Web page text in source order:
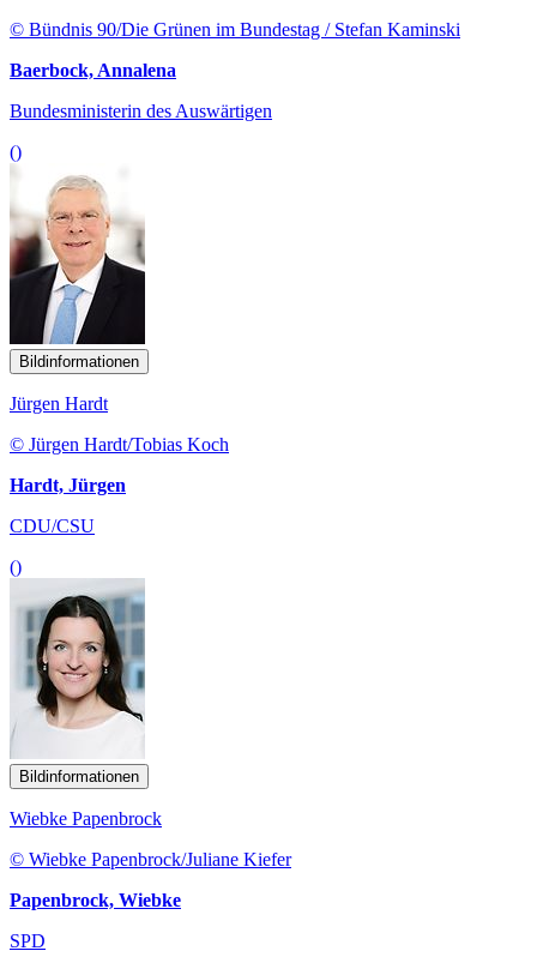
© Bündnis 90/Die Grünen im Bundestag / Stefan Kaminski
Baerbock, Annalena
Bundesministerin des Auswärtigen
()
Bildinformationen
Jürgen Hardt
© Jürgen Hardt/Tobias Koch
Hardt, Jürgen
CDU/CSU
()
Bildinformationen
Wiebke Papenbrock
© Wiebke Papenbrock/Juliane Kiefer
Papenbrock, Wiebke
SPD